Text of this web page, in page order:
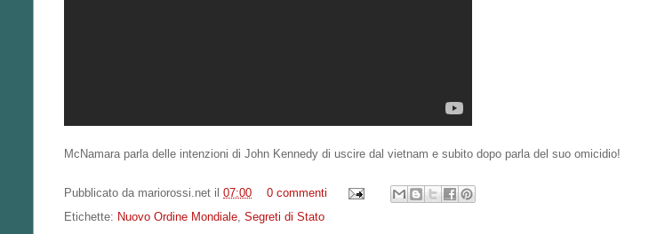
McNamara parla delle intenzioni di John Kennedy di uscire dal vietnam e subito dopo parla del suo omicidio!
Pubblicato da mariorossi.net il 07:00
0 commenti
Etichette: Nuovo Ordine Mondiale Segreti di Stato